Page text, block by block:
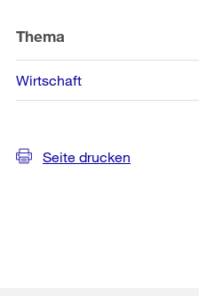
Thema
Wirtschaft
Seite drucken